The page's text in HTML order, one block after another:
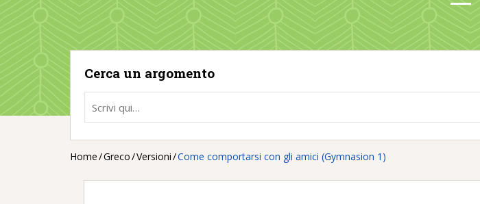
Cerca un argomento
Home/Greco/Versioni/Come comportarsi con gli amici (Gymnasion 1)